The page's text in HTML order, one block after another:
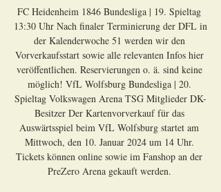
FC Heidenheim 1846 Bundesliga | 19. Spieltag
13:30 Uhr Nach finaler Terminierung der DFL in
der Kalenderwoche 51 werden wir den
Vorverkaufsstart sowie alle relevanten Infos hier
veröffentlichen. Reservierungen o. ä. sind keine
möglich! VfL Wolfsburg Bundesliga | 20.
Spieltag Volkswagen Arena TSG Mitglieder DK-
Besitzer Der Kartenvorverkauf für das
Auswärtsspiel beim VfL Wolfsburg startet am
Mittwoch, den 10. Januar 2024 um 14 Uhr.
Tickets können online sowie im Fanshop an der
PreZero Arena gekauft werden.